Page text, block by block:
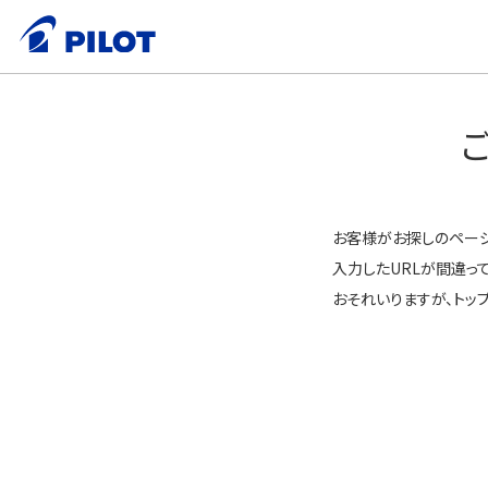
お客様がお探しのペー
入力したURLが間違っ
おそれいりますが、ト